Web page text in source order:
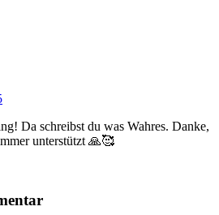
Da schreibst du was Wahres. Danke,
unterstützt 🙏🥰